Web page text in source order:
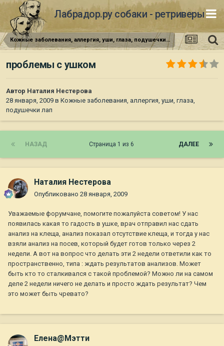
Лабрадор.ру собаки - ретриверы
Кожные заболевания, аллергия, уши, глаза, подушечки лап
проблемы с ушком
Автор Наталия Нестерова
28 января, 2009 в Кожные заболевания, аллергия, уши, глаза,
подушечки лап
НАЗАД ДАЛЕЕ
Страница 1 из 6
Наталия Нестерова
Опубликовано 28 января, 2009
Уважаемые форумчане, помогите пожалуйста советом! У нас
появилась какая то гадость в ушке, врач отправил нас сдать
анализ на клеща, анализ показал отсутствие клеща, и тогда у нас
взяли анализ на посев, который будет готов только через 2
недели. А вот на вопрос что делать эти 2 недели ответили как то
пространственно, типа : ждать результатов анализов. Может
быть кто то сталкивался с такой проблемой? Можно ли на самом
деле 2 недели ничего не делать и просто ждать результат? Чем
это может быть чревато?
Елена@Мэтти